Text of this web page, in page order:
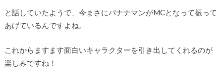
と話していたようで、今まさにバナナマンがMCとなって振って
あげているんですよね。
これからますます面白いキャラクターを引き出してくれるのが
楽しみですね！